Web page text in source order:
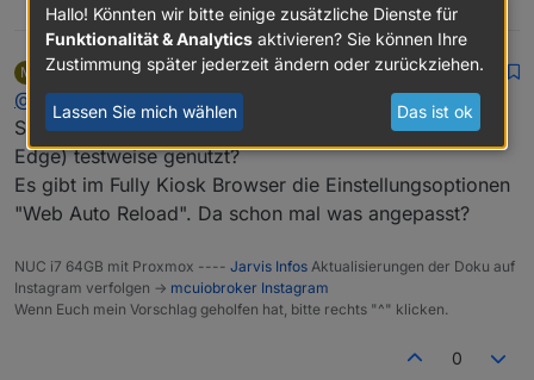
M
Offline
MCUschrieb am30. Nov. 2021, 17:00
@ hansi1234Der Fully Browser hat keine Console(F12).
Schon mal einen anderen Browser (Chrome, Firefox,
Edge) testweise genutzt?
Es gibt im Fully Kiosk Browser die Einstellungsoptionen
"Web Auto Reload". Da schon mal was angepasst?
NUC i7 64GB mit Proxmox ---- Jarvis Infos Aktualisierungen der Doku auf
Instagram verfolgen -> mcuiobroker Instagram
Wenn Euch mein Vorschlag geholfen hat, bitte rechts "^" klicken.
0
Hallo! Könnten wir bitte einige zusätzliche Dienste für
Funktionalität & Analytics aktivieren? Sie können Ihre
Zustimmung später jederzeit ändern oder zurückziehen.
Lassen Sie mich wählen Das ist ok